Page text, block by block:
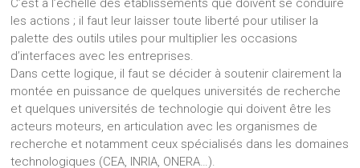
C’est à l’échelle des établissements que doivent se conduire
les actions ; il faut leur laisser toute liberté pour utiliser la
palette des outils utiles pour multiplier les occasions
d’interfaces avec les entreprises.
Dans cette logique, il faut se décider à soutenir clairement la
montée en puissance de quelques universités de recherche
et quelques universités de technologie qui doivent être les
acteurs moteurs, en articulation avec les organismes de
recherche et notamment ceux spécialisés dans les domaines
technologiques (CEA, INRIA, ONERA…).